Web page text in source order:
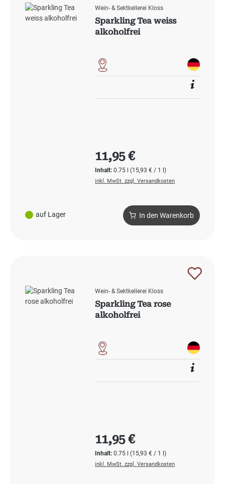
auf Lager
Wein- & Sektkellerei Kloss
Sparkling Tea weiss
alkoholfrei
Inhalt:0.75 l(15,93 € / 1 l)
Regulärer Preis:
11,95 €
inkl. MwSt. zzgl. Versandkosten
In den Warenkorb
Wein- & Sektkellerei Kloss
Sparkling Tea rose
alkoholfrei
Inhalt:0.75 l(15,93 € / 1 l)
Regulärer Preis:
11,95 €
inkl. MwSt. zzgl. Versandkosten